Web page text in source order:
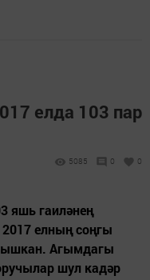
елда 103 пар
5085 0 0
яшь гаиләнең
елның соңгы
Агымдагы
шул кадәр